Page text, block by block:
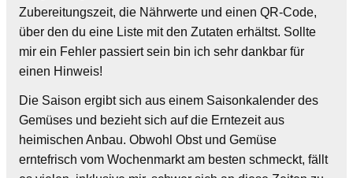
Zubereitungszeit, die Nährwerte und einen QR-Code,
über den du eine Liste mit den Zutaten erhältst. Sollte
mir ein Fehler passiert sein bin ich sehr dankbar für
einen Hinweis!
Die Saison ergibt sich aus einem Saisonkalender des
Gemüses und bezieht sich auf die Erntezeit aus
heimischen Anbau. Obwohl Obst und Gemüse
erntefrisch vom Wochenmarkt am besten schmeckt, fällt